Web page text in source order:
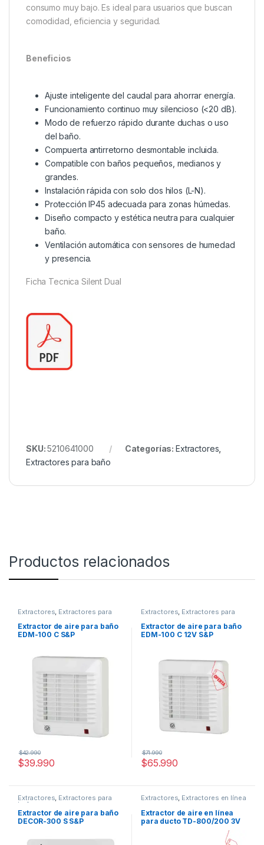
consumo muy bajo. Es ideal para usuarios que buscan
comodidad, eficiencia y seguridad.
Beneficios
Ajuste inteligente del caudal para ahorrar energía.
Funcionamiento continuo muy silencioso (<20 dB).
Modo de refuerzo rápido durante duchas o uso
del baño.
Compuerta antirretorno desmontable incluida.
Compatible con baños pequeños, medianos y
grandes.
Instalación rápida con solo dos hilos (L-N).
Protección IP45 adecuada para zonas húmedas.
Diseño compacto y estética neutra para cualquier
baño.
Ventilación automática con sensores de humedad
y presencia.
Ficha Tecnica Silent Dual
SKU:5210641000 Categorías: Extractores
Extractores para baño
Productos relacionados
Extractores, Extractores para
Extractor de aire para baño
EDM-100 C S&P
$39.990
$42.990
Extractores, Extractores para
Extractor de aire para baño
EDM-100 C 12V S&P
$65.990
$71.990
Extractores, Extractores para
baño
Extractor de aire para baño
DECOR-300 S S&P
Extractores, Extractores en línea
Extractor de aire en línea
para ducto TD-800/200 3V